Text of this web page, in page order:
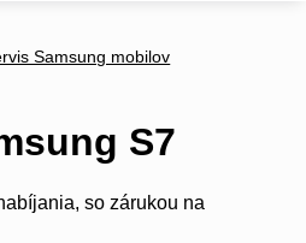
Samsung mobilov
S7
so zárukou na